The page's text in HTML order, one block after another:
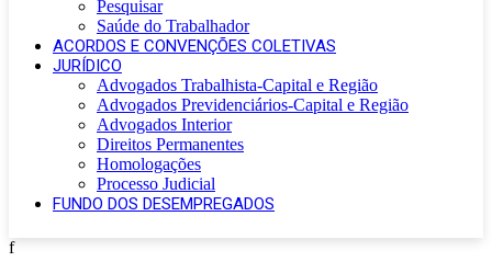
Pesquisar
Saúde do Trabalhador
ACORDOS E CONVENÇÕES COLETIVAS
JURÍDICO
Advogados Trabalhista-Capital e Região
Advogados Previdenciários-Capital e Região
Advogados Interior
Direitos Permanentes
Homologações
Processo Judicial
FUNDO DOS DESEMPREGADOS
f